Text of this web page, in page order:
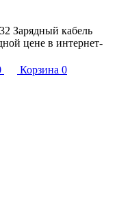
Зарядный кабель
цене в интернет-
Корзина 0